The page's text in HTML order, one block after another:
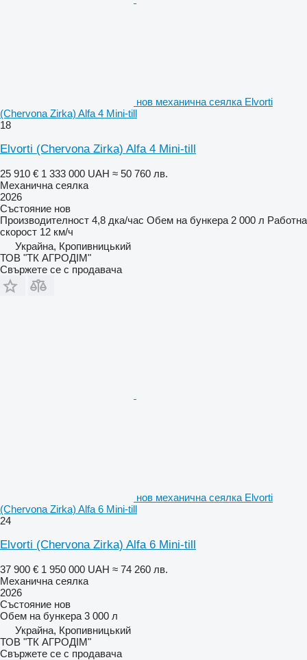
нов механична сеялка Elvorti
(Chervona Zirka) Alfa 4 Mini-till
18
Elvorti (Chervona Zirka) Alfa 4 Mini-till
25 910 € 1 333 000 UAH ≈ 50 760 лв.
Механична сеялка
2026
Състояние нов
Производителност 4,8 дка/час Обем на бункера 2 000 л Работна
скорост 12 км/ч
Украйна, Кропивницький
ТОВ "ТК АГРОДІМ"
Свържете се с продавача
нов механична сеялка Elvorti
(Chervona Zirka) Alfa 6 Mini-till
24
Elvorti (Chervona Zirka) Alfa 6 Mini-till
37 900 € 1 950 000 UAH ≈ 74 260 лв.
Механична сеялка
2026
Състояние нов
Обем на бункера 3 000 л
Украйна, Кропивницький
ТОВ "ТК АГРОДІМ"
Свържете се с продавача